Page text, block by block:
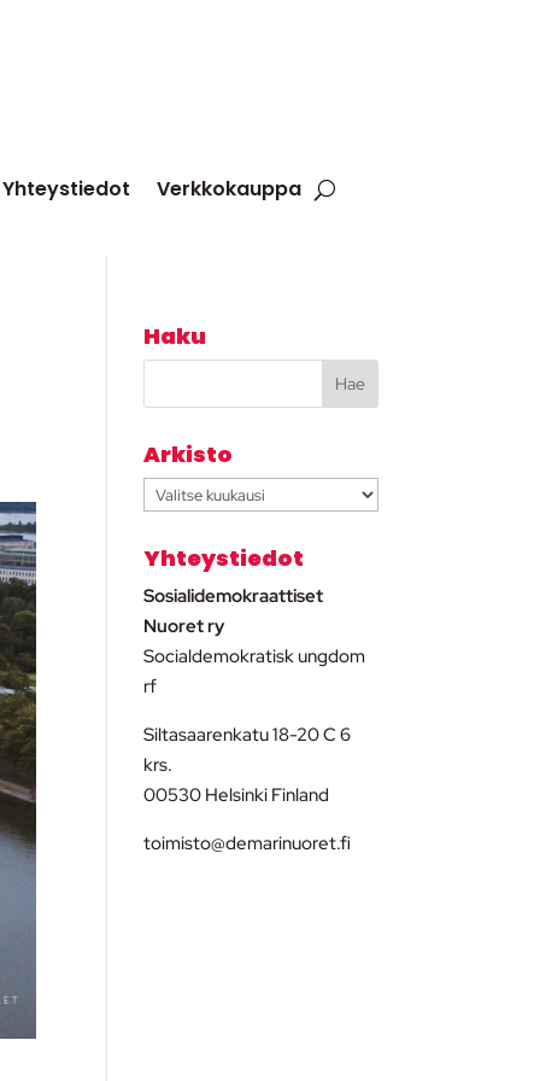
Yhteystiedot Verkkokauppa
Haku
Arkisto
Arkisto
Yhteystiedot
Sosialidemokraattiset
Nuoret ry
Socialdemokratisk ungdom
rf
Siltasaarenkatu 18-20 C 6
krs.
00530 Helsinki Finland
toimisto@demarinuoret.fi